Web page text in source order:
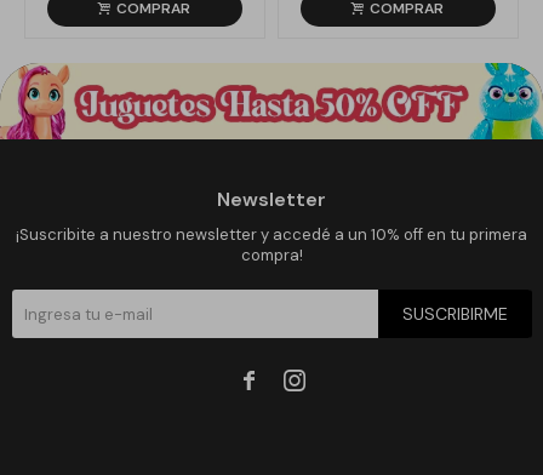
Newsletter
¡Suscribite a nuestro newsletter y accedé a un 10% off en tu primera
compra!
SUSCRIBIRME
 